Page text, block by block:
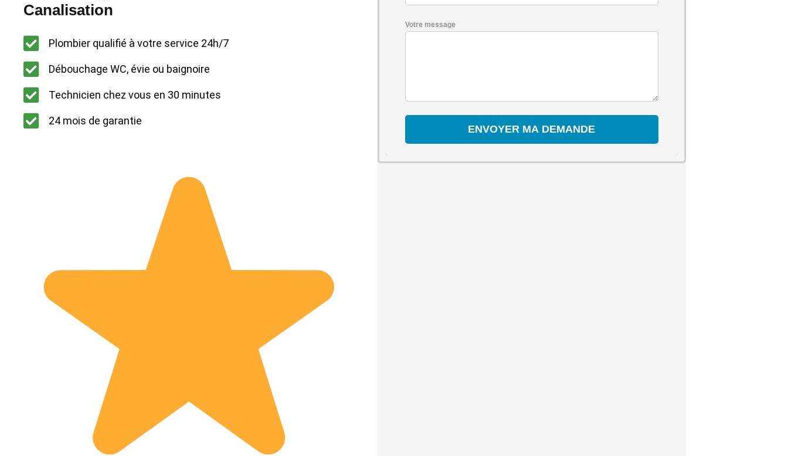
Canalisation
Plombier qualifié à votre service 24h/7
Débouchage WC, évie ou baignoire
Technicien chez vous en 30 minutes
24 mois de garantie
Votre message